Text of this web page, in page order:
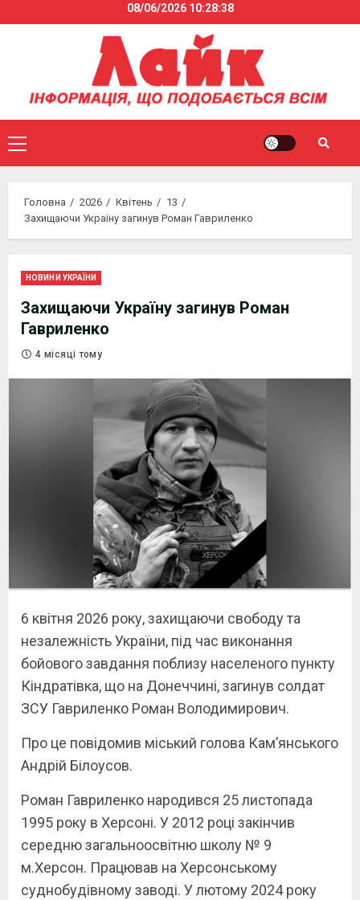
to
08/06/2026 10:28:38
Primary
Menu
Головна 2026 Квітень
13
Захищаючи Україну загинув Роман Гавриленко
НОВИНИ УКРАЇНИ
Захищаючи Україну загинув Роман
Гавриленко
4 місяці тому
6 квітня 2026 року, захищаючи свободу та
незалежність України, під час виконання
бойового завдання поблизу населеного пункту
Кіндратівка, що на Донеччині, загинув солдат
ЗСУ Гавриленко Роман Володимирович.
Про це повідомив міський голова Камʼянського
Андрій Білоусов.
Роман Гавриленко народився 25 листопада
1995 року в Херсоні. У 2012 році закінчив
середню загальноосвітню школу № 9
м.Херсон. Працював на Херсонському
суднобудівному заводі. У лютому 2024 року